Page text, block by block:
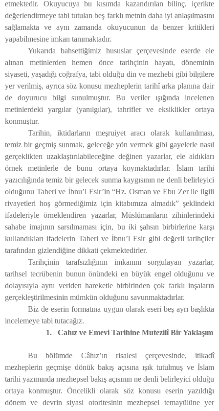
etmektedir. Okuyucuya bu kısımda kazandırılan bilinç, içerikte
değerlendirmeye tabi tutulan beş farklı metnin daha iyi anlaşılmasını
sağlamakta ve aynı zamanda okuyucunun da benzer kritikleri
yapabilmesine imkan tanımaktadır.
Yukarıda bahsettiğimiz hususlar çerçevesinde eserde ele
alınan metinlerden hemen önce tarihçinin hayatı, döneminin
siyaseti, yaşadığı coğrafya, tabi olduğu din ve mezhebi gibi bilgilere
yer verilmiş, ayrıca söz konusu mezheplerin tarihî arka planına dair
de doyurucu bilgi sunulmuştur. Bu veriler ışığında incelenen
metinlerdeki yargılar (yanılgılar), tahrifler ve eksiklikler ortaya
konmuştur.
Tarihin, iktidarların meşruiyet aracı olarak kullanılması,
temiz bir geçmiş sunmak, geleceğe yön vermek gibi gayelerle nasıl
gerçeklikten uzaklaştırılabileceğine değinen yazarlar, ele aldıkları
örnek metinlerle de bunu ortaya koymaktadırlar. İslam tarihi
yazıcılığında temiz bir gelecek sunma kaygısının ne denli belirleyici
olduğunu Taberi ve İbnu’l Esir’in “Hz. Osman ve Ebu Zer ile ilgili
rivayetleri hoş görmediğimiz için kitabımıza almadık” şeklindeki
ifadeleriyle örneklendiren yazarlar, Müslümanların zihinlerindeki
sahabe imajının sarsılmaması için, bu iki şahsın birbirlerine karşı
kullandıkları ifadelerin Taberi ve İbnu’l Esir gibi değerli tarihçiler
tarafından gizlendiğine dikkati çekmektedirler.
Tarihçinin tarafsızlığının imkanını sorgulayan yazarlar,
tarihsel tecrübenin bunun önündeki en büyük engel olduğunu ve
dolayısıyla aynı veriden hareketle birbirinden çok farklı inşaların
gerçekleştirilmesinin mümkün olduğunu savunmaktadırlar.
Biz de eserin formatına uygun olarak eseri beş ayrı başlıkta
incelemeye tabi tutacağız.
1.
Cahız ve Emevi Tarihine Mutezilî Bir Yaklaşım
Bu bölümde Câhız’ın risalesi çerçevesinde, itikadî
mezheplerin geçmişe dönük bakış açısına ışık tutulmuş ve İslam
tarihi yazımında mezhepsel bakış açısının ne denli belirleyici olduğu
ortaya konmuştur. Öncelikli olarak söz konusu eserin yazıldığı
dönem ve devrin siyasi otoritesinin mezhepsel temayülüne yer